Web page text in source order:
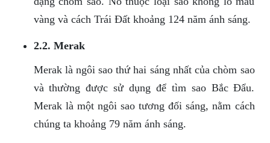
vàng và cách Trái Đất khoảng 124 năm ánh sáng.
2.2. Merak
Merak là ngôi sao thứ hai sáng nhất của chòm sao
và thường được sử dụng để tìm sao Bắc Đẩu.
Merak là một ngôi sao tương đối sáng, nằm cách
chúng ta khoảng 79 năm ánh sáng.